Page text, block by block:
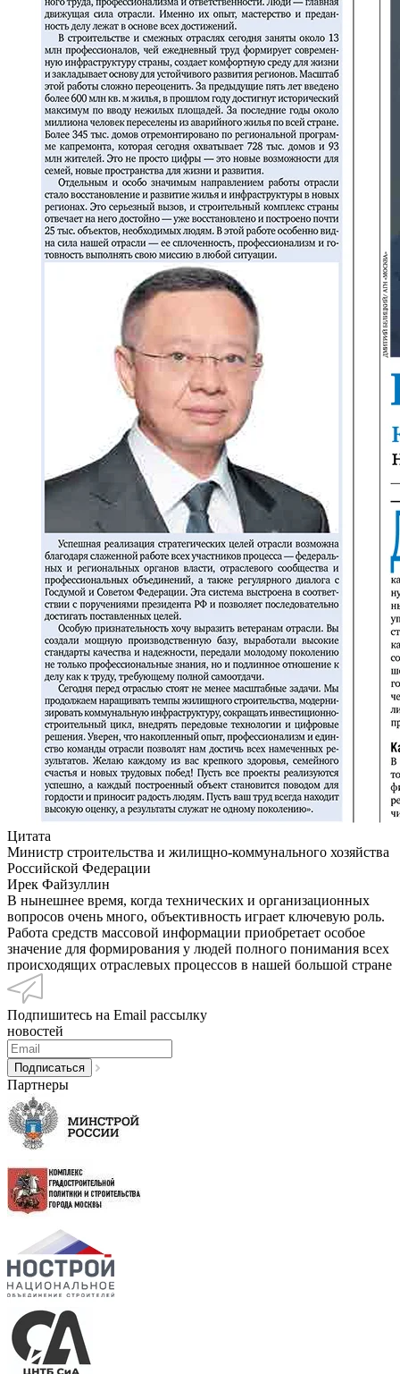
Цитата
Министр строительства и жилищно-коммунального хозяйства
Российской Федерации
Ирек Файзуллин
В нынешнее время, когда технических и организационных
вопросов очень много, объективность играет ключевую роль.
Работа средств массовой информации приобретает особое
значение для формирования у людей полного понимания всех
происходящих отраслевых процессов в нашей большой стране
Подпишитесь на Email рассылку
новостей
Партнеры